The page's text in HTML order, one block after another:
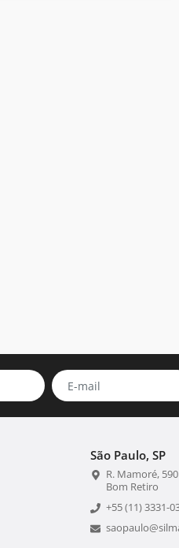
São Paulo, SP
R. Mamoré, 590
Bom Retiro
+55 (11) 3331-